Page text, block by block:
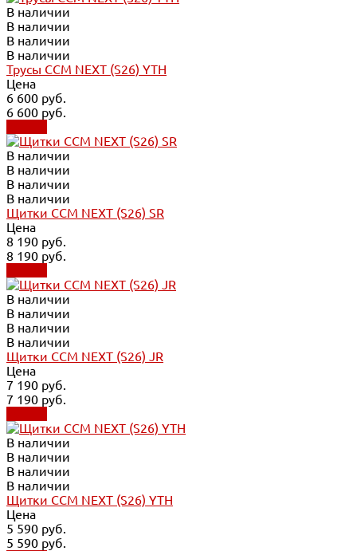
В наличии
В наличии
В наличии
В наличии
Трусы CCM NEXT (S26) YTH
Цена
6 600 руб.
6 600 руб.
В наличии
В наличии
В наличии
В наличии
Щитки CCM NEXT (S26) SR
Цена
8 190 руб.
8 190 руб.
В наличии
В наличии
В наличии
В наличии
Щитки CCM NEXT (S26) JR
Цена
7 190 руб.
7 190 руб.
В наличии
В наличии
В наличии
В наличии
Щитки CCM NEXT (S26) YTH
Цена
5 590 руб.
5 590 руб.